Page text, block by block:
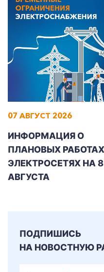
+7-800-700-24-57
Заказать
Частным клиентам
Корпоративным
07 АВГУСТ 2026
ИНФОРМАЦИЯ О
ПЛАНОВЫХ
ЭЛЕКТРОСЕТЯХ НА 8
АВГУСТА
ПОДПИШИСЬ
НА НОВОСТНУЮ